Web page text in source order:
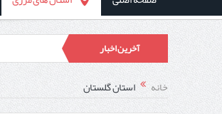
آخرین اخبار
خانه استان گلستان